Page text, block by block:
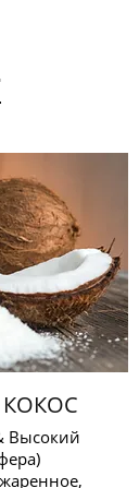
Высокий